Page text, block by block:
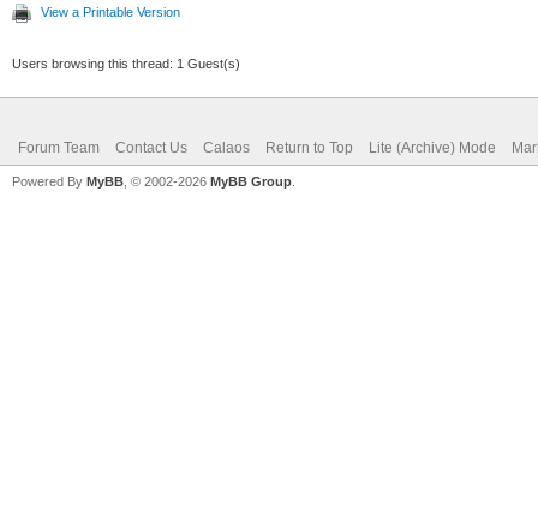
View a Printable Version
Users browsing this thread: 1 Guest(s)
Forum Team Contact Us Calaos Return to Top Lite (Archive) Mode
Powered By MyBB , © 2002-2026 MyBB Group